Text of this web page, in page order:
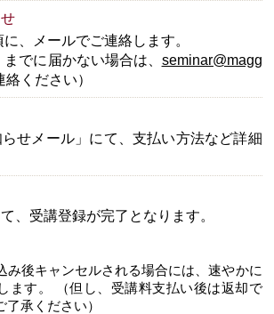
、メールでご連絡します。
でに届かない場合は、 seminar@magg
絡ください）
らせメール」にて、支払い方法など詳細
、受講登録が完了となります。
み後キャンセルされる場合には、速やかに
ます。 （但し、受講料支払い後は返却で
承ください）